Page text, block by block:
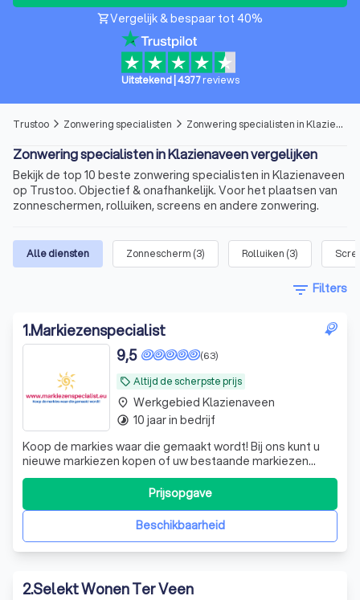
shopping_cartVergelijk & bespaar tot 40%
Uitstekend| 4377 reviews
Trustoo arrow_forward_ios Zonwering specialisten arrow_forward_ios Zonwering specialisten in Klazienaveen
Zonwering specialisten in Klazienaveen vergelijken
Bekijk de top 10 beste zonwering specialisten in Klazienaveen
op Trustoo. Objectief & onafhankelijk. Voor het plaatsen van
zonneschermen, rolluiken, screens en andere zonwering.
Alle diensten Zonnescherm (3) Rolluiken (3)
filter_list Filters
1.Markiezenspecialist
local_offer Altijd de scherpste prijs
(63)
9,5
Koop de markies waar die gemaakt wordt! Bij ons kunt u
nieuwe markiezen kopen of uw bestaande markiezen
laten herbekleden. Wij komen vrijblijvend bij u thuis,
horeca- of bedrijfspand. Naast het weren van de zon
heeft de markies nog een functie; een verfraaiing van uw
huis door de verschillende kleu
Beschikbaarheid
Prijsopgave
place Werkgebied Klazienaveen
timelapse 10 jaar in bedrijf
2.Selekt Wonen Ter Veen